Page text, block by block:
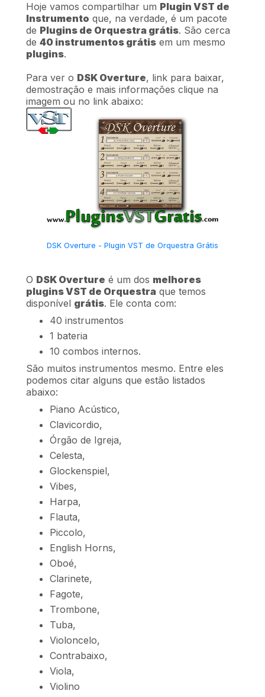
Hoje vamos compartilhar um Plugin VST de
Instrumento que, na verdade, é um pacote
de Plugins de Orquestra grátis. São cerca
de 40 instrumentos grátis em um mesmo
plugins.
Para ver o DSK Overture, link para baixar,
demostração e mais informações clique na
imagem ou no link abaixo:
DSK Overture - Plugin VST de Orquestra Grátis
O DSK Overture é um dos melhores
plugins VST de Orquestra que temos
disponível grátis. Ele conta com:
40 instrumentos
1 bateria
10 combos internos.
São muitos instrumentos mesmo. Entre eles
podemos citar alguns que estão listados
abaixo:
Piano Acústico,
Clavicordio,
Órgão de Igreja,
Celesta,
Glockenspiel,
Vibes,
Harpa,
Flauta,
Piccolo,
English Horns,
Oboé,
Clarinete,
Fagote,
Trombone,
Tuba,
Violoncelo,
Contrabaixo,
Viola,
Violino